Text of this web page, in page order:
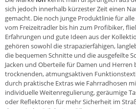
sich jedoch innerhalb kürzester Zeit einen
gemacht. Die noch junge Produktlinie für
vom Freizeitradler bis hin zum Profibiker,
Erfahrungen und gute Ideen aus der
gehören sowohl die strapazierfähigen,
die bequemen Schnitte und die ausgefeilte
Jacken und Oberteile für Damen und Herren
trocknenden, atmungsaktiven
durch praktische Extras wie Fahrradhosen
individuelle Weitenregulierung, geräumige
oder Reflektoren für mehr Sicherheit im